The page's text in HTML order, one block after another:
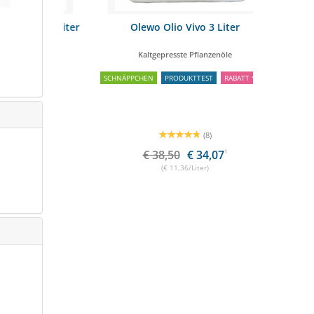
Olewo Olio Vivo 3 Liter
Kaltgepresste Pflanzenöle
SCHNÄPPCHEN PRODUKTTEST RABATT 11%
(8)
€ 38,50 € 34,071
(€ 11,36/Liter)